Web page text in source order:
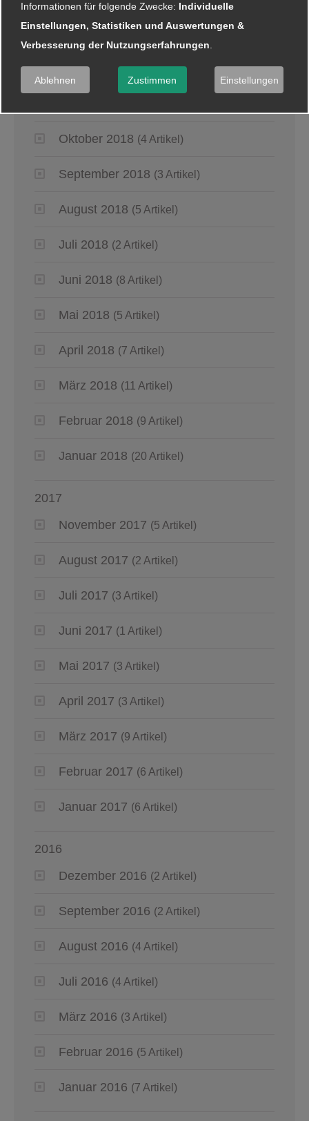
2018
Dezember 2018 (8 Artikel)
Oktober 2018 (4 Artikel)
September 2018 (3 Artikel)
August 2018 (5 Artikel)
Juli 2018 (2 Artikel)
Juni 2018 (8 Artikel)
Mai 2018 (5 Artikel)
April 2018 (7 Artikel)
März 2018 (11 Artikel)
Februar 2018 (9 Artikel)
Januar 2018 (20 Artikel)
2017
November 2017 (5 Artikel)
August 2017 (2 Artikel)
Juli 2017 (3 Artikel)
Juni 2017 (1 Artikel)
Mai 2017 (3 Artikel)
April 2017 (3 Artikel)
März 2017 (9 Artikel)
Februar 2017 (6 Artikel)
Januar 2017 (6 Artikel)
2016
Dezember 2016 (2 Artikel)
September 2016 (2 Artikel)
August 2016 (4 Artikel)
Juli 2016 (4 Artikel)
März 2016 (3 Artikel)
Februar 2016 (5 Artikel)
Januar 2016 (7 Artikel)
Informationen für folgende Zwecke: Individuelle
Einstellungen, Statistiken und Auswertungen &
Verbesserung der Nutzungserfahrungen.
Ablehnen Zustimmen Einstellungen